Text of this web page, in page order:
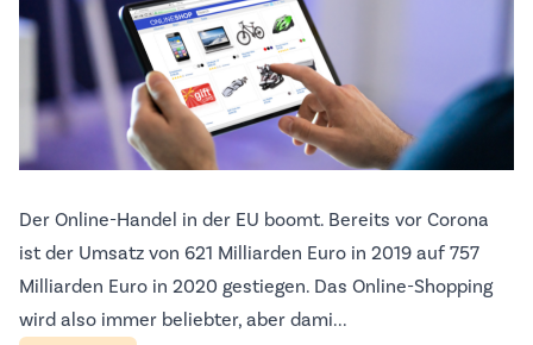
Der Online-Handel in der EU boomt. Bereits vor Corona
ist der Umsatz von 621 Milliarden Euro in 2019 auf 757
Milliarden Euro in 2020 gestiegen. Das Online-Shopping
wird also immer beliebter, aber dami...